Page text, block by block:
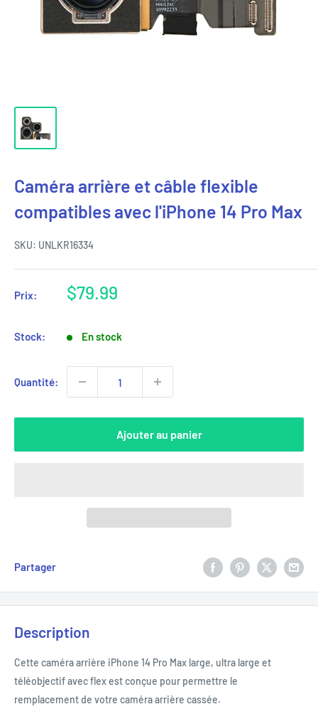
Caméra arrière et câble flexible
compatibles avec l'iPhone 14 Pro Max
SKU: UNLKR16334
Prix:
Prix
$79.99
Stock: En stock
Quantité:
Ajouter au panier
Partager
Description
Cette caméra arrière iPhone 14 Pro Max large, ultra large et
téléobjectif avec flex est conçue pour permettre le
remplacement de votre caméra arrière cassée.